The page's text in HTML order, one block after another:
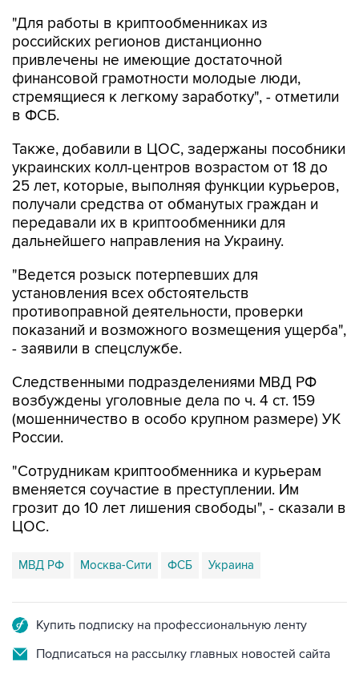
"Для работы в криптообменниках из
российских регионов дистанционно
привлечены не имеющие достаточной
финансовой грамотности молодые люди,
стремящиеся к легкому заработку", - отметили
в ФСБ.
Также, добавили в ЦОС, задержаны пособники
украинских колл-центров возрастом от 18 до
25 лет, которые, выполняя функции курьеров,
получали средства от обманутых граждан и
передавали их в криптообменники для
дальнейшего направления на Украину.
"Ведется розыск потерпевших для
установления всех обстоятельств
противоправной деятельности, проверки
показаний и возможного возмещения ущерба",
- заявили в спецслужбе.
Следственными подразделениями МВД РФ
возбуждены уголовные дела по ч. 4 ст. 159
(мошенничество в особо крупном размере) УК
России.
"Сотрудникам криптообменника и курьерам
вменяется соучастие в преступлении. Им
грозит до 10 лет лишения свободы", - сказали в
ЦОС.
МВД РФ Москва-Сити ФСБ Украина
Купить подписку на профессиональную ленту
Подписаться на рассылку главных новостей сайта